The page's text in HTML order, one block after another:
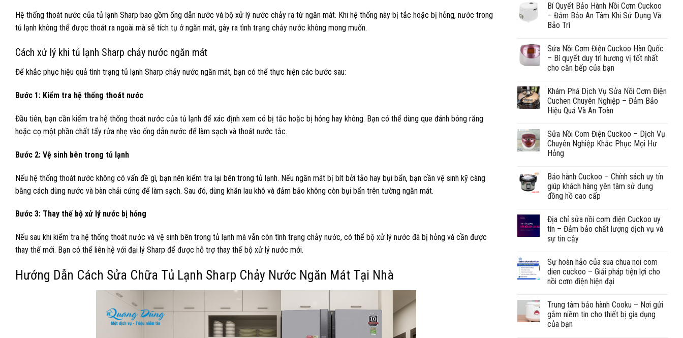
Hệ thống thoát nước của tủ lạnh Sharp bao gồm ống dẫn nước và bộ xử lý nước chảy ra từ ngăn mát. Khi hệ thống này bị tắc hoặc bị hỏng, nước trong
tủ lạnh không thể được thoát ra ngoài mà sẽ tích tụ ở ngăn mát, gây ra tình trạng chảy nước không mong muốn.
Cách xử lý khi tủ lạnh Sharp chảy nước ngăn mát
Để khắc phục hiệu quả tình trạng tủ lạnh Sharp chảy nước ngăn mát, bạn có thể thực hiện các bước sau:
Bước 1: Kiểm tra hệ thống thoát nước
Đầu tiên, bạn cần kiểm tra hệ thống thoát nước của tủ lạnh để xác định xem có bị tắc hoặc bị hỏng hay không. Bạn có thể dùng que đánh bóng răng
hoặc cọ một phần chất tẩy rửa nhẹ vào ống dẫn nước để làm sạch và thoát nước tắc.
Bước 2: Vệ sinh bên trong tủ lạnh
Nếu hệ thống thoát nước không có vấn đề gì, bạn nên kiểm tra lại bên trong tủ lạnh. Nếu ngăn mát bị bít bởi tảo hay bụi bẩn, bạn cần vệ sinh kỹ càng
bằng cách dùng nước và bàn chải cứng để làm sạch. Sau đó, dùng khăn lau khô và đảm bảo không còn bụi bẩn trên tường ngăn mát.
Bước 3: Thay thế bộ xử lý nước bị hỏng
Nếu sau khi kiểm tra hệ thống thoát nước và vệ sinh bên trong tủ lạnh mà vẫn còn tình trạng chảy nước, có thể bộ xử lý nước đã bị hỏng và cần được
thay thế mới. Bạn có thể liên hệ với đại lý Sharp để được hỗ trợ thay thế bộ xử lý nước mới.
Hướng Dẫn Cách Sửa Chữa Tủ Lạnh Sharp Chảy Nước Ngăn Mát Tại Nhà
Bí Quyết Bảo Hành Nồi Cơm Cuckoo
– Đảm Bảo An Tâm Khi Sử Dụng Và
Bảo Trì
Sửa Nồi Cơm Điện Cuckoo Hàn Quốc
– Bí quyết duy trì hương vị tốt nhất
cho căn bếp của bạn
Khám Phá Dịch Vụ Sửa Nồi Cơm Điện
Cuchen Chuyên Nghiệp – Đảm Bảo
Hiệu Quả Và An Toàn
Sửa Nồi Cơm Điện Cuckoo – Dịch Vụ
Chuyên Nghiệp Khắc Phục Mọi Hư
Hỏng
Bảo hành Cuckoo – Chính sách uy tín
giúp khách hàng yên tâm sử dụng
đồng hồ cao cấp
Địa chỉ sửa nồi cơm điện Cuckoo uy
tín – Đảm bảo chất lượng dịch vụ và
sự tin cậy
Sự hoàn hảo của sua chua noi com
dien cuckoo – Giải pháp tiện lợi cho
nồi cơm điện hiện đại
Trung tâm bảo hành Cooku – Nơi gửi
gắm niềm tin cho thiết bị gia dụng
của bạn